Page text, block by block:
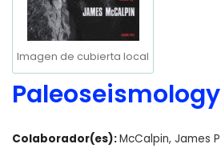
Imagen de cubierta local
Paleoseismology
Colaborador(es):McCalpin, James P